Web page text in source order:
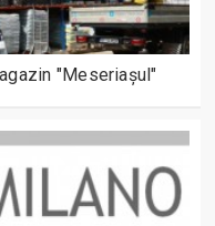
"Meseriașul"